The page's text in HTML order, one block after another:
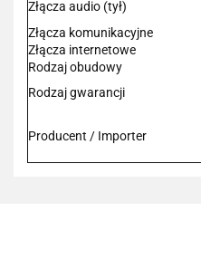
Złącza audio (tył)
Złącza komunikacyjne
Złącza internetowe
Rodzaj obudowy
Rodzaj gwarancji
Producent / Importer